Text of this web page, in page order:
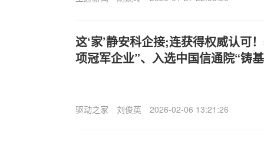
这‘家’静安科企接;连获得权威认可
项冠军企业”、入选中国信通院“
驱动之家 刘俊英 2026-02-06 13:21:26